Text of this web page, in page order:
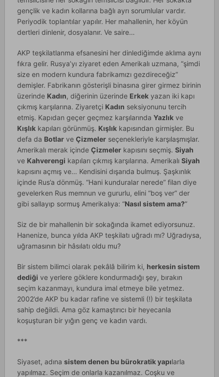
gençlik ve kadın kollarına bağlı ayrı sorumlular vardır.
Periyodik toplantılar yapılır. Her mahallenin, her köyün
dertleri dinlenir, dosyalanır. Ve saire…
AKP teşkilatlanma efsanesini her dinlediğimde aklıma aynı
fıkra gelir. Rusya’yı ziyaret eden Amerikalı uzmana, “şimdi
size en modern kundura fabrikamızı gezdireceğiz”
demişler. Fabrikanın gösterişli binasına girer girmez birinin
üzerinde Kadın, diğerinin üzerinde Erkekyazan iki kapı
çıkmış karşılarına. Ziyaretçi Kadın seksiyonunu tercih
etmiş. Kapıdan geçer geçmez karşılarında Yazlıkve
Kışlıkkapıları görünmüş. Kışlıkkapısından girmişler. Bu
defa da Botlarve Çizmelerseçenekleriyle karşılaşmışlar.
Amerikalı merak içinde Çizmelerkapısını seçmiş. Siyah
ve Kahverengi kapıları çıkmış karşılarına. Amerikalı Siyah
kapısını açmış ve… Kendisini dışarıda bulmuş. Şaşkınlık
içinde Rus’a dönmüş. “Hani kunduralar nerede” filan diye
gevelerken Rus memnun ve gururlu, elini “boş ver” der
gibi sallayıp sormuş Amerikalıya: “Nasıl sistem ama?”
Siz de bir mahallenin bir sokağında ikamet ediyorsunuz.
Hanenize, bunca yılda AKP teşkilatı uğradı mı? Uğradıysa,
uğramasının bir hâsılatı oldu mu?
Bir sistem bilimci olarak pekâlâ bilirim ki, herkesin sistem
dediği ve yerlere göklere kondurmadığı şey, bırakın
seçim kazanmayı, kundura imal etmeye bile yetmez.
2002’de AKP bu kadar rafine ve sistemli (!) bir teşkilata
sahip değildi. Ama göz kamaştırıcı bir heyecanla
koşuşturan bir yığın genç ve kadın vardı.
***
Siyaset, adına sistem denen bu bürokratik yapılarla
yapılmaz. Seçim de onlarla kazanılmaz. Coşku ve